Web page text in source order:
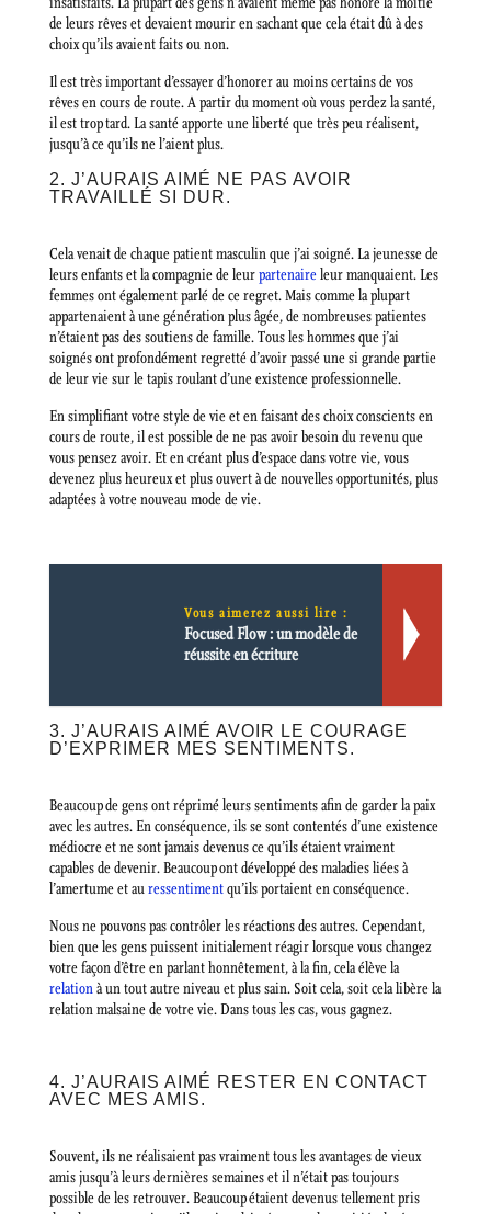
de leurs rêves et devaient mourir en sachant que cela était dû à des
choix qu’ils avaient faits ou non.
Il est très important d’essayer d’honorer au moins certains de vos
rêves en cours de route. A partir du moment où vous perdez la santé,
il est trop tard. La santé apporte une liberté que très peu réalisent,
jusqu’à ce qu’ils ne l’aient plus.
2. J’AURAIS AIMÉ NE PAS AVOIR
TRAVAILLÉ SI DUR.
Cela venait de chaque patient masculin que j’ai soigné. La jeunesse de
leurs enfants et la compagnie de leurpartenaireleur manquaient. Les
femmes ont également parlé de ce regret. Mais comme la plupart
appartenaient à une génération plus âgée, de nombreuses patientes
n’étaient pas des soutiens de famille. Tous les hommes que j’ai
soignés ont profondément regretté d’avoir passé une si grande partie
de leur vie sur le tapis roulant d’une existence professionnelle.
En simplifiant votre style de vie et en faisant des choix conscients en
cours de route, il est possible de ne pas avoir besoin du revenu que
vous pensez avoir. Et en créant plus d’espace dans votre vie, vous
devenez plus heureux et plus ouvert à de nouvelles opportunités, plus
adaptées à votre nouveau mode de vie.
Vous aimerez aussi lire :
Focused Flow : un modèle de
réussite en écriture
3. J’AURAIS AIMÉ AVOIR LE COURAGE
D’EXPRIMER MES SENTIMENTS.
Beaucoup de gens ont réprimé leurs sentiments afin de garder la paix
avec les autres. En conséquence, ils se sont contentés d’une existence
médiocre et ne sont jamais devenus ce qu’ils étaient vraiment
capables de devenir. Beaucoup ont développé des maladies liées à
l’amertume et auressentimentqu’ils portaient en conséquence.
Nous ne pouvons pas contrôler les réactions des autres. Cependant,
bien que les gens puissent initialement réagir lorsque vous changez
votre façon d’être en parlant honnêtement, à la fin, cela élève la
relationà un tout autre niveau et plus sain. Soit cela, soit cela libère la
relation malsaine de votre vie. Dans tous les cas, vous gagnez.
4. J’AURAIS AIMÉ RESTER EN CONTACT
AVEC MES AMIS.
Souvent, ils ne réalisaient pas vraiment tous les avantages de vieux
amis jusqu’à leurs dernières semaines et il n’était pas toujours
possible de les retrouver. Beaucoup étaient devenus tellement pris